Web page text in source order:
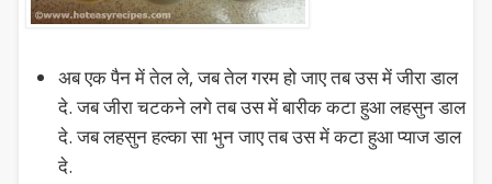
अब एक पैन में तेल ले, जब तेल गरम हो जाए तब उस में जीरा डाल
दे. जब जीरा चटकने लगे तब उस में बारीक कटा हुआ लहसुन डाल
दे. जब लहसुन हल्का सा भुन जाए तब उस में कटा हुआ प्याज डाल
दे.